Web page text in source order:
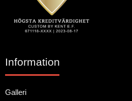
Information
Galleri